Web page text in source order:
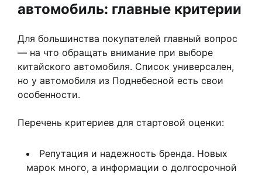
автомобиль: главные критерии
Для большинства покупателей главный вопрос
— на что обращать внимание при выборе
китайского автомобиля. Список универсален,
но у автомобиля из Поднебесной есть свои
особенности.
Перечень критериев для стартовой оценки:
Репутация и надежность бренда. Новых
марок много, а информации о долгосрочной